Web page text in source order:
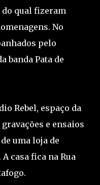
do qual fizeram
No
pelo
banda Pata de
Rebel, espaço da
e ensaios
uma loja de
casa fica na Rua